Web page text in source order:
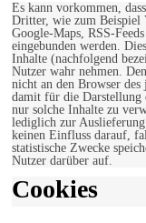
Es kann vorkommen,
Dritter, wie zum Beispiel
Google-Maps, RSS-
eingebunden werden.
Inhalte (nachfolgend
Nutzer wahr nehmen.
nicht an den Browser
damit für die Darstellung
nur solche Inhalte zu
lediglich zur
keinen Einfluss darauf,
statistische Zwecke
Nutzer darüber auf.
Cookies